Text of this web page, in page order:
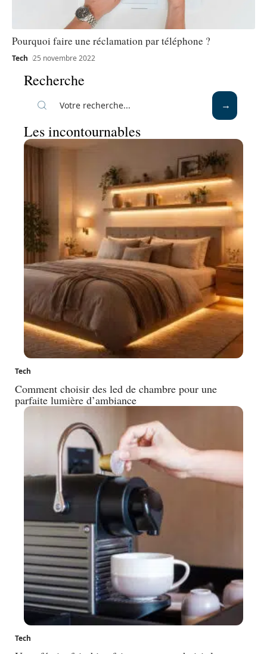
Pourquoi faire une réclamation par téléphone ?
Tech 25 novembre 2022
Recherche
Les incontournables
Tech
Comment choisir des led de chambre pour une
parfaite lumière d’ambiance
Tech